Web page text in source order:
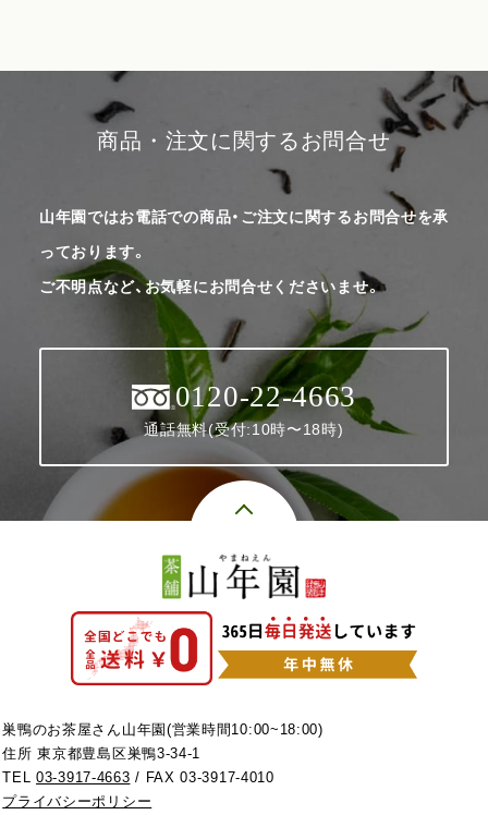
商品・注文に関するお問合せ
山年園ではお電話での商品・ご注文に関するお問合せを承
っております。
ご不明点など、お気軽にお問合せくださいませ。
0120-22-4663
通話無料(受付:10時〜18時)
巣鴨のお茶屋さん山年園(営業時間10:00~18:00)
住所 東京都豊島区巣鴨3-34-1
TEL03-3917-4663 / FAX 03-3917-4010
プライバシーポリシー